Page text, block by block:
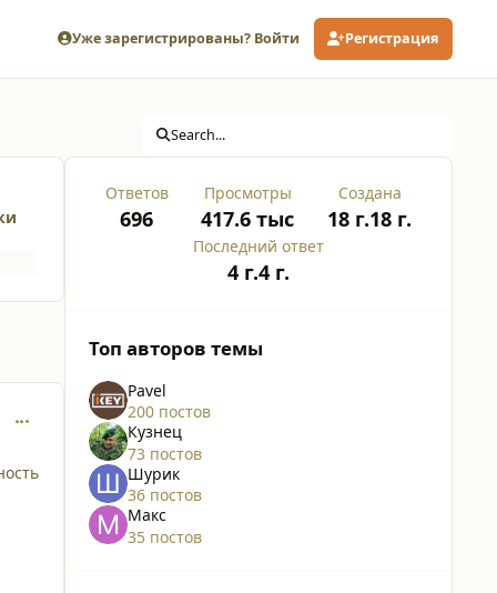
Уже зарегистрированы? Войти Регистрация
Search...
comment_2070
Ответов
696
Просмотры
417.6 тыс
Создана
18 г.18 г.
Последний ответ
4 г.4 г.
Топ авторов темы
Pavel
200 постов
Кузнец
73 постов
Шурик
36 постов
Макс
35 постов